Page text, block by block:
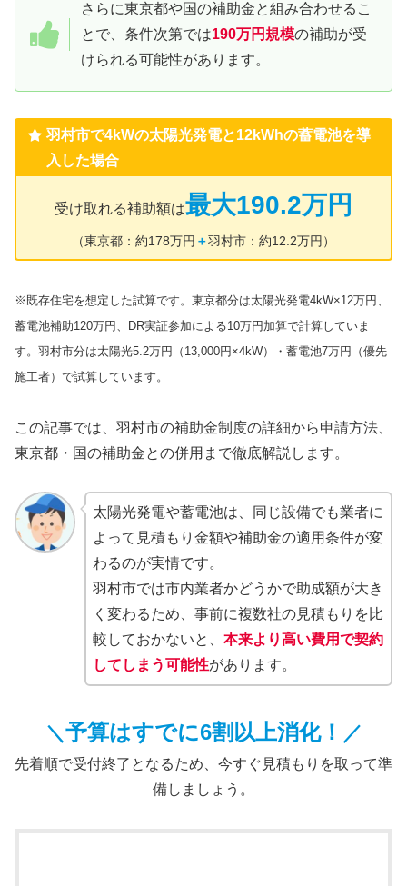
さらに東京都や国の補助金と組み合わせるこ
とで、条件次第では190万円規模の補助が受
けられる可能性があります。
羽村市で4kWの太陽光発電と12kWhの蓄電池を導
入した場合
受け取れる補助額は最大190.2万円
（東京都：約178万円 ＋羽村市：約12.2万円）
※既存住宅を想定した試算です。東京都分は太陽光発電4kW×12万円、
蓄電池補助120万円、DR実証参加による10万円加算で計算していま
す。羽村市分は太陽光5.2万円（13,000円×4kW）・蓄電池7万円（優先
施工者）で試算しています。
この記事では、羽村市の補助金制度の詳細から申請方法、
東京都・国の補助金との併用まで徹底解説します。
太陽光発電や蓄電池は、同じ設備でも業者に
よって見積もり金額や補助金の適用条件が変
わるのが実情です。
羽村市では市内業者かどうかで助成額が大き
く変わるため、事前に複数社の見積もりを比
較しておかないと、 本来より高い費用で契約
してしまう可能性があります。
＼予算はすでに6割以上消化！ ／
先着順で受付終了となるため、今すぐ見積もりを取って準
備しましょう。